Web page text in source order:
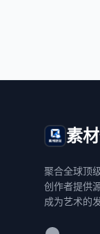
素
聚合全球顶
创作者提供
成为艺术的